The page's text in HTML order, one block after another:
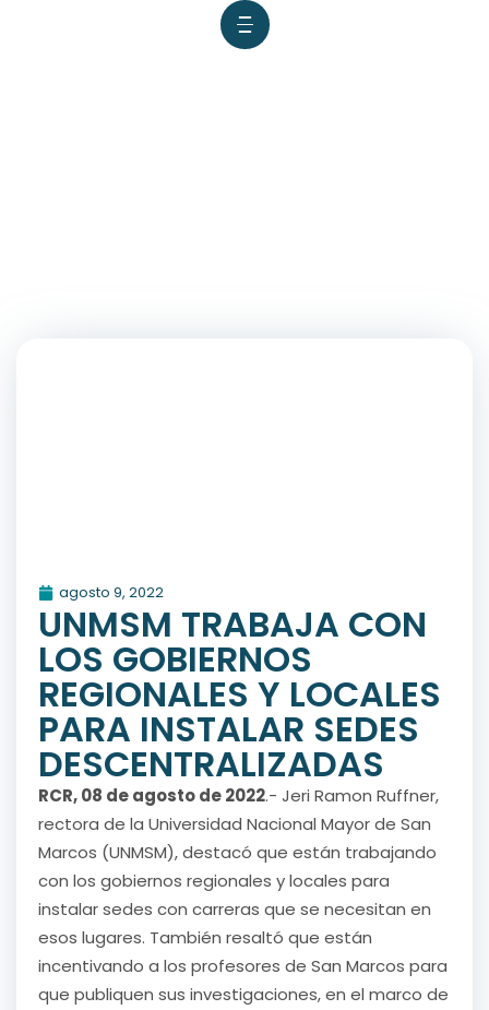
agosto 9, 2022
UNMSM TRABAJA CON
LOS GOBIERNOS
REGIONALES Y LOCALES
PARA INSTALAR SEDES
DESCENTRALIZADAS
RCR, 08 de agosto de 2022.- Jeri Ramon Ruffner,
rectora de la Universidad Nacional Mayor de San
Marcos (UNMSM), destacó que están trabajando
con los gobiernos regionales y locales para
instalar sedes con carreras que se necesitan en
esos lugares. También resaltó que están
incentivando a los profesores de San Marcos para
que publiquen sus investigaciones, en el marco de